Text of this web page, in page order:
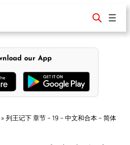
our App
» 列王记下 章节 – 19 – 中文和合本 – 简体